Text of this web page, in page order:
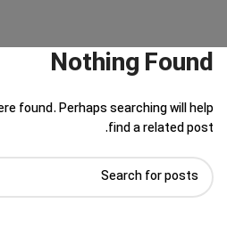
Nothing Found
found. Perhaps searching will help
find a related post.